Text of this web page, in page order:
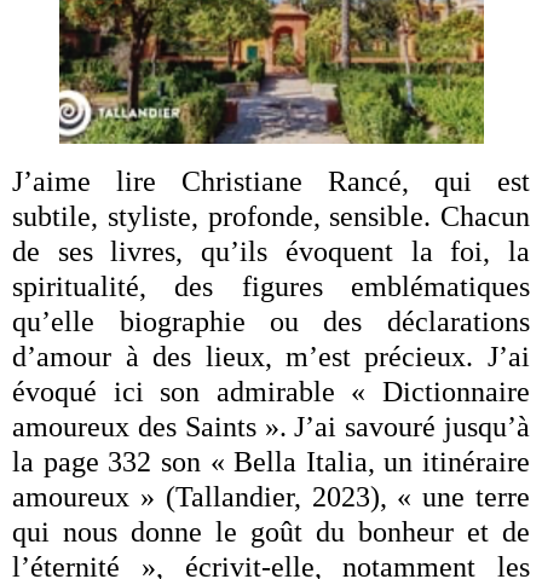
J’aime lire Christiane Rancé, qui est
subtile, styliste, profonde, sensible. Chacun
de ses livres, qu’ils évoquent la foi, la
spiritualité, des figures emblématiques
qu’elle biographie ou des déclarations
d’amour à des lieux, m’est précieux. J’ai
évoqué ici son admirable « Dictionnaire
amoureux des Saints ». J’ai savouré jusqu’à
la page 332 son « Bella Italia, un itinéraire
amoureux » (Tallandier, 2023), « une terre
qui nous donne le goût du bonheur et de
l’éternité », écrivit-elle, notamment les